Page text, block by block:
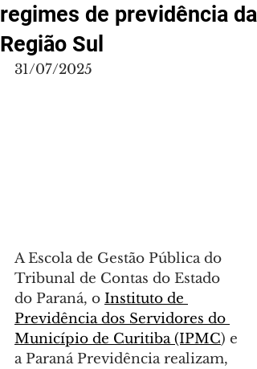
regimes de previdência da
Região Sul
31/07/2025
A Escola de Gestão Pública do
Tribunal de Contas do Estado
do Paraná, o Instituto de
Previdência dos Servidores do
Município de Curitiba (IPMC) e
a Paraná Previdência realizam,